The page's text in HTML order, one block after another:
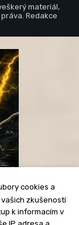
materiál,
Redakce
cookies a
zkušeností
k informacím v